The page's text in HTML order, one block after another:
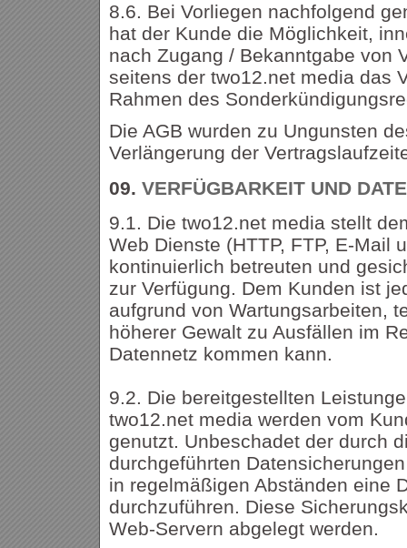
8.6. Bei Vorliegen nachfolgend
hat der Kunde die Möglichkeit,
nach Zugang / Bekanntgabe von
seitens der two12.net media das
Rahmen des
Die AGB wurden zu Ungunsten
Verlängerung der
09. VERFÜGBARKEIT UND
9.1. Die two12.net media stellt
Web Dienste (HTTP, FTP, E-Mail
kontinuierlich betreuten und
zur Verfügung. Dem Kunden ist
aufgrund von Wartungsarbeiten,
höherer Gewalt zu Ausfällen im
Datennetz kommen kann.
9.2. Die bereitgestellten
two12.net media werden vom
genutzt. Unbeschadet der durch
durchgeführten
in regelmäßigen Abständen eine
durchzuführen. Diese
Web-Servern abgelegt werden.